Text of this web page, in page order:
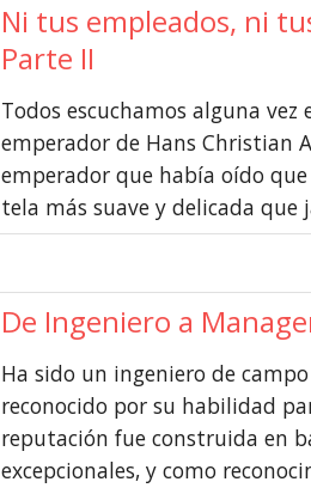
Ni tus empleados, ni
Parte II
Todos escuchamos alguna
emperador de Hans Christian
emperador que había oído
tela más suave y delicada que
De Ingeniero a
Ha sido un ingeniero de
reconocido por su habilidad
reputación fue construida en
excepcionales, y como